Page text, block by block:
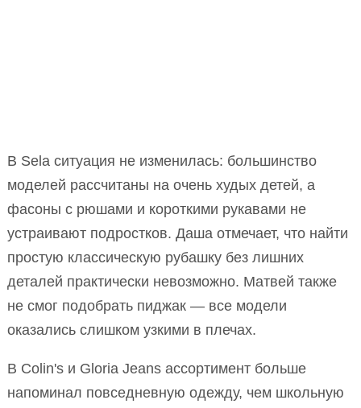
В Sela ситуация не изменилась: большинство
моделей рассчитаны на очень худых детей, а
фасоны с рюшами и короткими рукавами не
устраивают подростков. Даша отмечает, что найти
простую классическую рубашку без лишних
деталей практически невозможно. Матвей также
не смог подобрать пиджак — все модели
оказались слишком узкими в плечах.
В Colin's и Gloria Jeans ассортимент больше
напоминал повседневную одежду, чем школьную